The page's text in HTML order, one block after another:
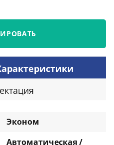
Эконом
Автоматическая /